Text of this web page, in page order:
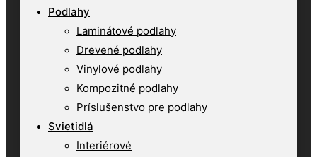
Podlahy
Laminátové podlahy
Drevené podlahy
Vinylové podlahy
Kompozitné podlahy
Príslušenstvo pre podlahy
Svietidlá
Interiérové